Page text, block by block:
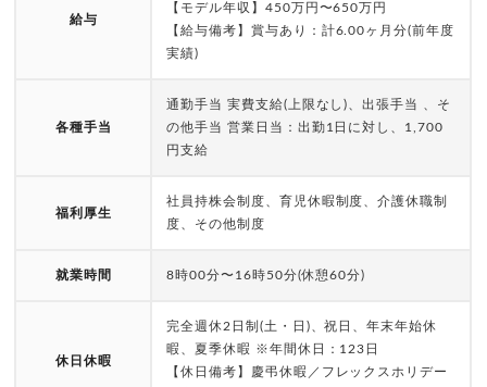
給与
【モデル年収】450万円〜650万円
【給与備考】賞与あり：計6.00ヶ月分(前年度
実績)
各種手当
通勤手当 実費支給(上限なし)、出張手当 、そ
の他手当 営業日当：出勤1日に対し、1,700
円支給
福利厚生
社員持株会制度、育児休暇制度、介護休職制
度、その他制度
就業時間 8時00分〜16時50分(休憩60分)
休日休暇
完全週休2日制(土・日)、祝日、年末年始休
暇、夏季休暇 ※年間休日：123日
【休日備考】慶弔休暇／フレックスホリデー